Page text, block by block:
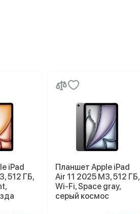
iPad
512 ГБ,
Планшет Apple iPad
Air 11 2025 M3, 512 ГБ,
Wi-Fi, Space gray,
серый космос